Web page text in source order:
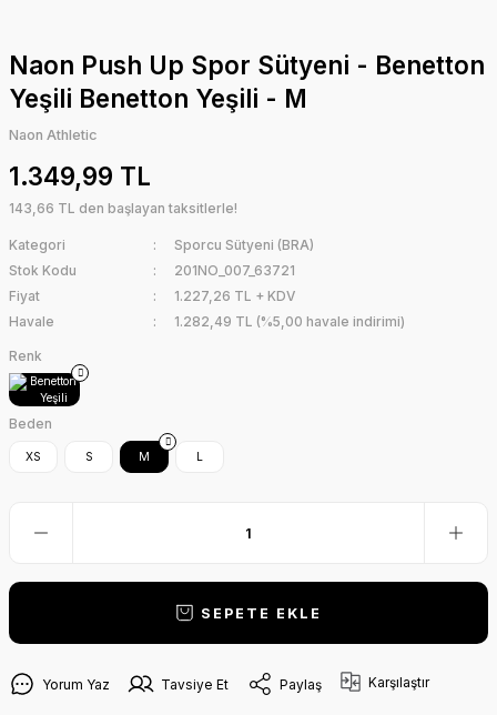
Naon Push Up Spor Sütyeni - Benetton
Yeşili Benetton Yeşili - M
Naon Athletic
1.349,99 TL
143,66 TL den başlayan taksitlerle!
Kategori
Sporcu Sütyeni (BRA)
Stok Kodu
201NO_007_63721
Fiyat
1.227,26 TL + KDV
Havale
1.282,49 TL (%5,00 havale indirimi)
Renk
Beden
XS S M L
SEPETE EKLE
Yorum Yaz Tavsiye Et Paylaş Karşılaştır